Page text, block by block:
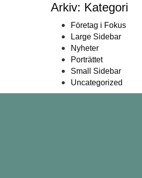
Arkiv: Kategori
Företag i Fokus
Large Sidebar
Nyheter
Porträttet
Small Sidebar
Uncategorized